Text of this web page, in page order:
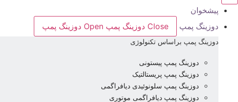
پیشخوان
دوزینگ پمپ
Close دوزینگ پمپ Open دوزینگ پمپ
دوزینگ پمپ براساس تکنولوژی
دوزینگ پمپ پیستونی
دوزینگ پمپ پریستالتیک
دوزینگ پمپ سلونوئیدی دیافراگمی
دوزینگ پمپ دیافراگمی موتوری